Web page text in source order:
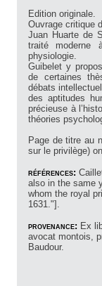
Edition originale.
Ouvrage critique
Juan Huarte de
traité moderne
physiologie.
Guibelet y
de certaines
débats
des aptitudes
précieuse à
théories
Page de titre au
sur le privilège)
références:
also in the same
whom the royal
1631."].
provenance: Ex
avocat montois,
Baudour.